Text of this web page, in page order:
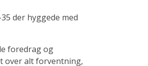
der hyggede med
foredrag og
over alt forventning,